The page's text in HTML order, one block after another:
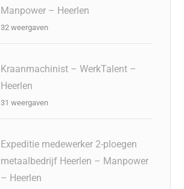
Manpower – Heerlen
32 weergaven
Kraanmachinist – WerkTalent –
Heerlen
31 weergaven
Expeditie medewerker 2-ploegen
metaalbedrijf Heerlen – Manpower
– Heerlen